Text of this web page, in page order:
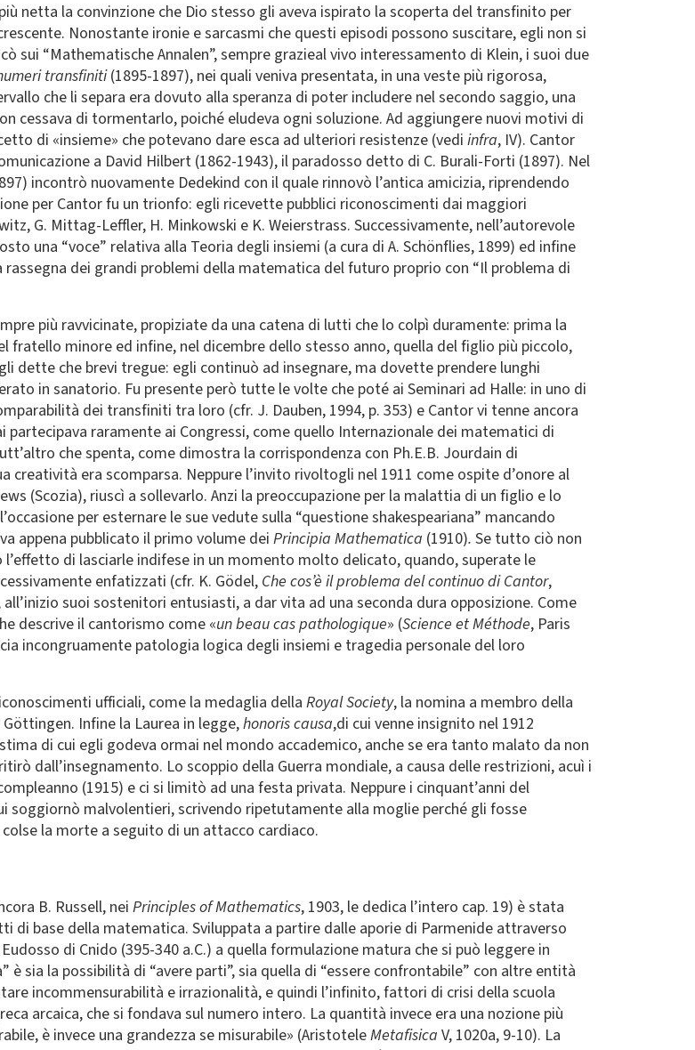
netta la convinzione che Dio stesso gli aveva ispirato la scoperta del transfinito per
Nonostante ironie e sarcasmi che questi episodi possono suscitare, egli non si
sui “Mathematische Annalen”, sempre grazieal vivo interessamento di Klein, i suoi due
transfiniti(1895-1897), nei quali veniva presentata, in una veste più rigorosa,
che li separa era dovuto alla speranza di poter includere nel secondo saggio, una
cessava di tormentarlo, poiché eludeva ogni soluzione. Ad aggiungere nuovi motivi di
di «insieme» che potevano dare esca ad ulteriori resistenze (vedi infra, IV). Cantor
a David Hilbert (1862-1943), il paradosso detto di C. Burali-Forti (1897). Nel
incontrò nuovamente Dedekind con il quale rinnovò l’antica amicizia, riprendendo
per Cantor fu un trionfo: egli ricevette pubblici riconoscimenti dai maggiori
G. Mittag-Leffler, H. Minkowski e K. Weierstrass. Successivamente, nell’autorevole
una “voce” relativa alla Teoria degli insiemi (a cura di A. Schönflies, 1899) ed infine
dei grandi problemi della matematica del futuro proprio con “Il problema di
più ravvicinate, propiziate da una catena di lutti che lo colpì duramente: prima la
fratello minore ed infine, nel dicembre dello stesso anno, quella del figlio più piccolo,
dette che brevi tregue: egli continuò ad insegnare, ma dovette prendere lunghi
in sanatorio. Fu presente però tutte le volte che poté ai Seminari ad Halle: in uno di
dei transfiniti tra loro (cfr. J. Dauben, 1994, p. 353) e Cantor vi tenne ancora
partecipava raramente ai Congressi, come quello Internazionale dei matematici di
che spenta, come dimostra la corrispondenza con Ph.E.B. Jourdain di
creatività era scomparsa. Neppure l’invito rivoltogli nel 1911 come ospite d’onore al
(Scozia), riuscì a sollevarlo. Anzi la preoccupazione per la malattia di un figlio e lo
per esternare le sue vedute sulla “questione shakespeariana” mancando
appena pubblicato il primo volume deiPrincipia Mathematica (1910). Se tutto ciò non
di lasciarle indifese in un momento molto delicato, quando, superate le
enfatizzati (cfr. K. Gödel, Che cos’è il problema del continuo di Cantor,
suoi sostenitori entusiasti, a dar vita ad una seconda dura opposizione. Come
descrive il cantorismo come «un beau cas pathologique» (Science et Méthode, Paris
incongruamente patologia logica degli insiemi e tragedia personale del loro
ufficiali, come la medaglia della Royal Society, la nomina a membro della
Infine la Laurea in legge,honoris causa,di cui venne insignito nel 1912
di cui egli godeva ormai nel mondo accademico, anche se era tanto malato da non
dall’insegnamento. Lo scoppio della Guerra mondiale, a causa delle restrizioni, acuì i
(1915) e ci si limitò ad una festa privata. Neppure i cinquant’anni del
soggiornò malvolentieri, scrivendo ripetutamente alla moglie perché gli fosse
la morte a seguito di un attacco cardiaco.
B. Russell, nei Principles of Mathematics, 1903, le dedica l’intero cap. 19) è stata
base della matematica. Sviluppata a partire dalle aporie di Parmenide attraverso
di Cnido (395-340 a.C.) a quella formulazione matura che si può leggere in
è sia la possibilità di “avere parti”, sia quella di “essere confrontabile” con altre entità
incommensurabilità e irrazionalità, e quindi l’infinito, fattori di crisi della scuola
arcaica, che si fondava sul numero intero. La quantità invece era una nozione più
è invece una grandezza se misurabile» (AristoteleMetafisica V, 1020a, 9-10). La